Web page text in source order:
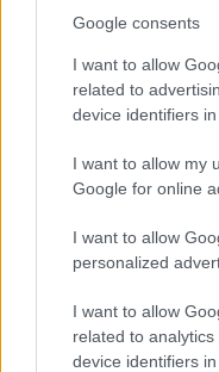
Google consents
I want to allow
related to
device identifiers in
I want to allow my
Google for online
I want to allow
personalized
I want to allow
related to
device identifiers in
El euro se debilita
mantienen su estabilidad
Lucía Herrera · 10 Ago 2026